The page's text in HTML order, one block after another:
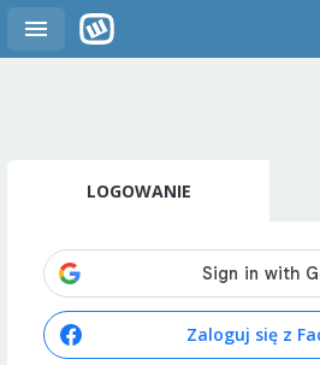
LOGOWANIE
Zaloguj się z